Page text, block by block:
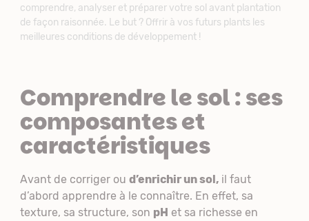
comprendre, analyser et préparer votre sol avant plantation
de façon raisonnée. Le but ? Offrir à vos futurs plants les
meilleures conditions de développement !
Comprendre le sol : ses
composantes et
caractéristiques
Avant de corriger ou d’enrichir un sol, il faut
d’abord apprendre à le connaître. En effet, sa
texture, sa structure, son pH et sa richesse en